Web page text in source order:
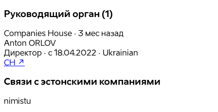
Руководящий орган (1)
Companies House · 3 мес назад
Anton ORLOV
Директор · с 18.04.2022 · Ukrainian
CH ↗
Связи с эстонскими компаниями
nimistu